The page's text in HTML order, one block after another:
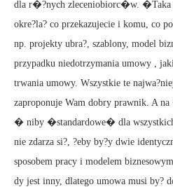
dla r�?nych zleceniobiorc�w. �Taka
okre?la? co przekazujecie i komu, co
np. projekty ubra?, szablony, model
przypadku niedotrzymania umowy ,
trwania umowy. Wszystkie te
zaproponuje Wam dobry prawnik. A
� niby �standardowe� dla
nie zdarza si?, ?eby by?y dwie
sposobem pracy i modelem
dy jest inny, dlatego umowa musi by?